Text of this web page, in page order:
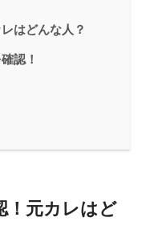
はどんな人？
認！
！元カレはど